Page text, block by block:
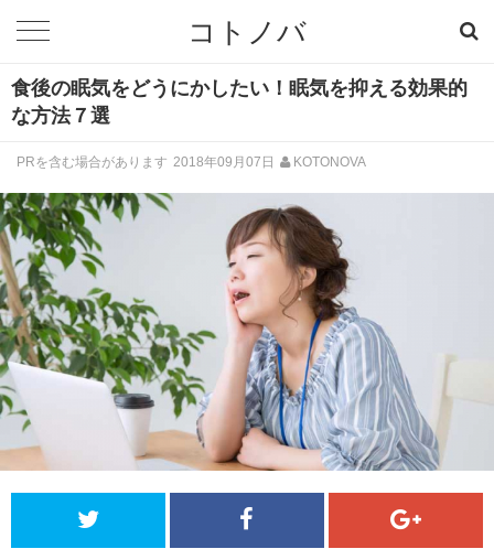
コトノバ
食後の眠気をどうにかしたい！眠気を抑える効果的
な方法７選
PRを含む場合があります 2018年09月07日 KOTONOVA